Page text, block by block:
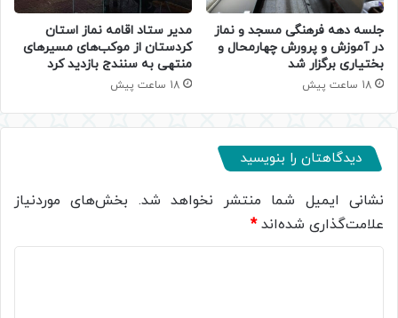
جلسه دهه فرهنگی مسجد و نماز
در آموزش و پرورش چهارمحال و
بختیاری برگزار شد
18 ساعت پیش
مدیر ستاد اقامه نماز استان
کردستان از موکب‌های مسیرهای
منتهی به سنندج بازدید کرد
18 ساعت پیش
دیدگاهتان را بنویسید
نشانی ایمیل شما منتشر نخواهد شد. بخش‌های موردنیاز
علامت‌گذاری شده‌اند*